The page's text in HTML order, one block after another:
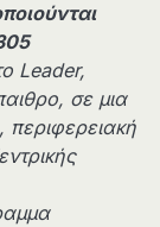
Leader,
σε μια
περιφερειακή